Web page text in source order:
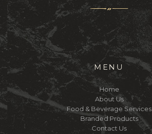
MENU
Home
About Us
Food & Beverage Services
Branded Products
Contact Us